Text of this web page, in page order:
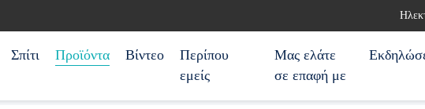
Σπίτι Προϊόντα Βίντεο
Περίπου
εμείς
Μας ελάτε
σε επαφή με